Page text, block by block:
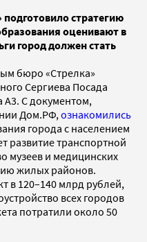
стратегию
оценивают в
город должен стать
бюро «Стрелка»
Сергиева Посада
С документом,
Дом.РФ, ознакомились
города с населением
развитие транспортной
музеев и медицинских
жилых районов.
в 120–140 млрд рублей,
всех городов
потратили около 50